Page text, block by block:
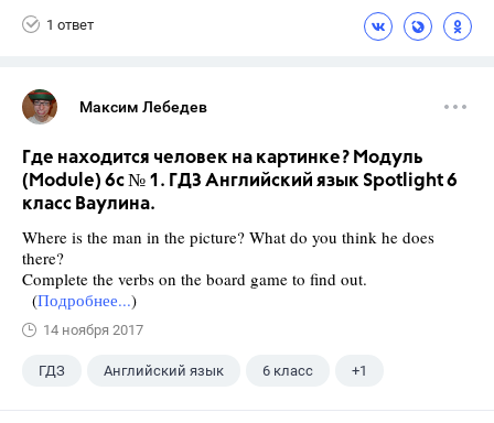
1 ответ
Максим Лебедев
Где находится человек на картинке? Модуль
(Module) 6c № 1. ГДЗ Английский язык Spotlight 6
класс Ваулина.
Where is the man in the picture? What do you think he does
there?
Complete the verbs on the board game to find out.
(Подробнее...)
14 ноября 2017
ГДЗ Английский язык 6 класс +1